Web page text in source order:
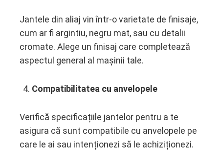
Jantele din aliaj vin într-o varietate de finisaje,
cum ar fi argintiu, negru mat, sau cu detalii
cromate. Alege un finisaj care completează
aspectul general al mașinii tale.
Compatibilitatea cu anvelopele
Verifică specificațiile jantelor pentru a te
asigura că sunt compatibile cu anvelopele pe
care le ai sau intenționezi să le achiziționezi.